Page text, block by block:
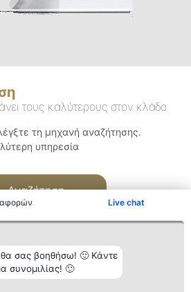
Live chat
θα σας βοηθήσω! 🙂 Κάντε
συνομιλίας! 🙂
τους καλύτερους στον κλάδο
τη μηχανή αναζήτησης.
υπηρεσία
Αναζήτηση